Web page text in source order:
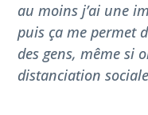
au moins j’ai une
puis ça me permet
des gens, même si
distanciation sociale